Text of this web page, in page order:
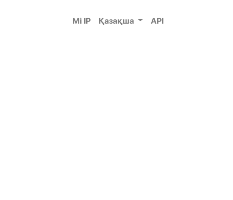
Mi IP Қазақша API